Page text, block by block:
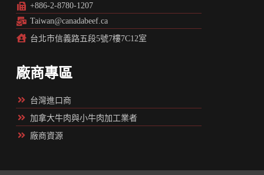
+886-2-8780-1207
Taiwan@canadabeef.ca
台北市信義路五段5號7樓7C12室
廠商專區
台灣進口商
加拿大牛肉與小牛肉加工業者
廠商資源